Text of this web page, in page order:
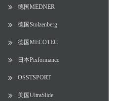
德国MEDNER
德国Stolzenberg
德国MECOTEC
日本Pixformance
OSSTSPORT
美国UltraSlide